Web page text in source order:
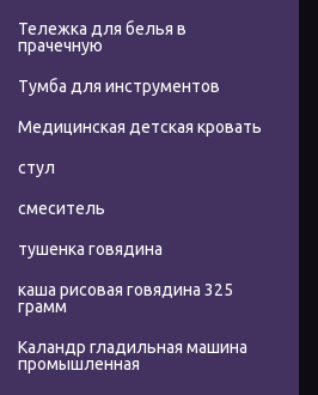
Тележка для белья в
прачечную
Тумба для инструментов
Медицинская детская кровать
стул
смеситель
тушенка говядина
каша рисовая говядина 325
грамм
Каландр гладильная машина
промышленная